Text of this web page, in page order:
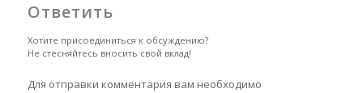
Ответить
Хотите присоединиться к обсуждению?
Не стесняйтесь вносить свой вклад!
Для отправки комментария вам необходимо